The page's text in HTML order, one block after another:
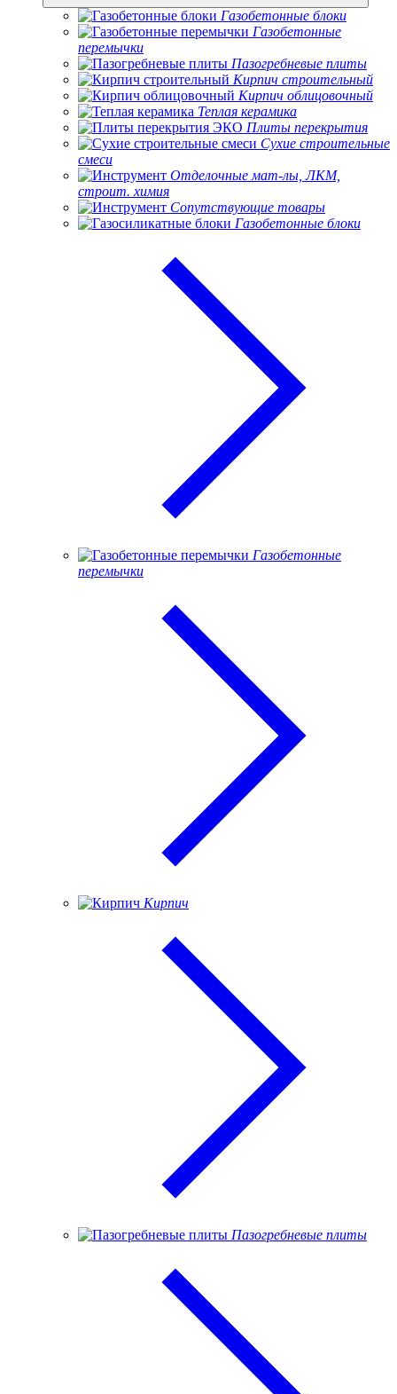
Газобетонные блоки
Газобетонные
перемычки
Пазогребневые плиты
Кирпич строительный
Кирпич облицовочный
Теплая керамика
Плиты перекрытия
Сухие строительные
смеси
Отделочные мат-лы, ЛКМ,
строит. химия
Сопутствующие товары
Газобетонные блоки
Газобетонные
перемычки
Кирпич
Пазогребневые плиты